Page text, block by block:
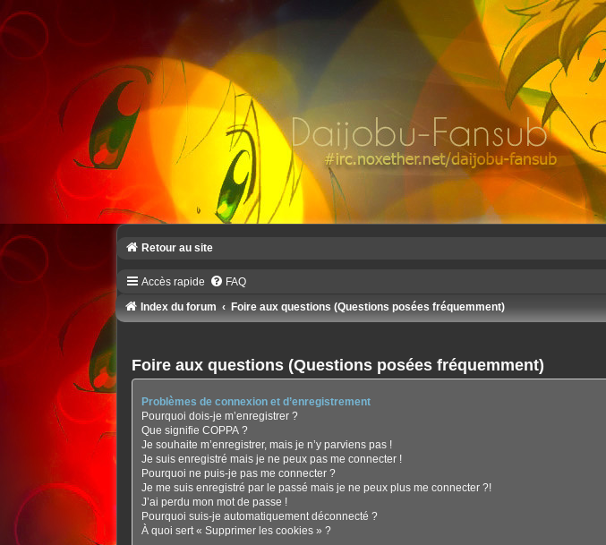
Retour au site
Accès rapide FAQ
Index du forum Foire aux questions (Questions posées fréquemment)
Foire aux questions (Questions posées fréquemment)
Problèmes de connexion et d’enregistrement
Pourquoi dois-je m’enregistrer ?
Que signifie COPPA ?
Je souhaite m’enregistrer, mais je n’y parviens pas !
Je suis enregistré mais je ne peux pas me connecter !
Pourquoi ne puis-je pas me connecter ?
Je me suis enregistré par le passé mais je ne peux plus me connecter ?!
J’ai perdu mon mot de passe !
Pourquoi suis-je automatiquement déconnecté ?
À quoi sert « Supprimer les cookies » ?